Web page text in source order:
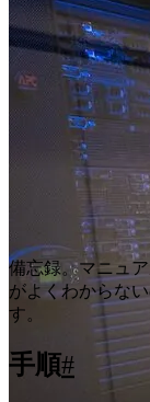
備忘録。マニュ
がよくわからな
す。
手順#